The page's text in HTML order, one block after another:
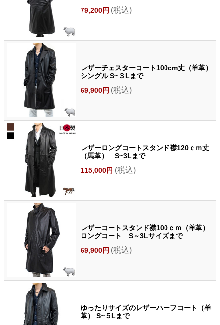
79,200円 (税込)
レザーチェスターコート100cm丈（羊革）
シングル S~３Lまで
69,900円 (税込)
レザーロングコートスタンド襟120ｃｍ丈
（馬革） S~3Lまで
115,000円 (税込)
レザーコートスタンド襟100ｃｍ（羊革）
ロングコート S～3Lサイズまで
69,900円 (税込)
ゆったりサイズのレザーハーフコート（羊
革） S~５Lまで